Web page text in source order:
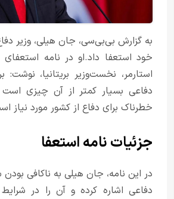
به گزارش بی‌بی‌سی، جان هیلی، وزیر
خود استعفا داد.او در نامه
استارمر، نخست‌وزیر بریتانیا، نوشت:
دفاعی بسیار کمتر از آن چیزی
خطرناک برای دفاع از کشور مورد نیاز
جزئیات نامه استعفا
در این نامه، جان هیلی به ناکافی
دفاعی اشاره کرده و آن را در